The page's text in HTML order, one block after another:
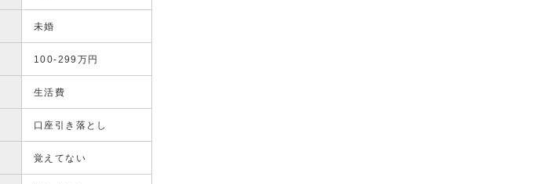
未婚
100-299万円
生活費
口座引き落とし
覚えてない